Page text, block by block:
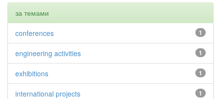
за темами
1
conferences
1
engineering activities
1
exhibitions
1
international projects